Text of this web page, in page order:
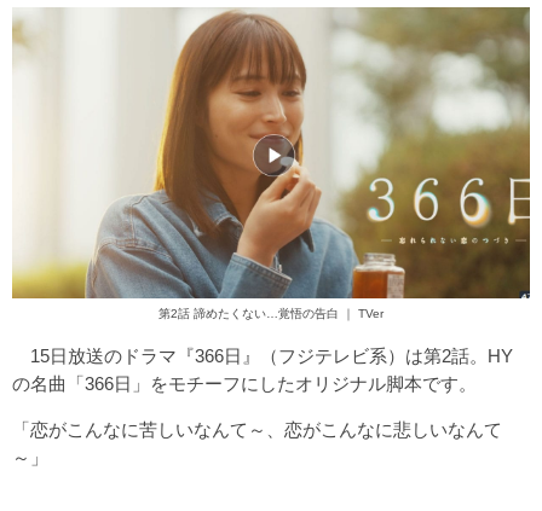
第2話 諦めたくない…覚悟の告白 ｜ TVer
15日放送のドラマ『366日』（フジテレビ系）は第2話。HY
の名曲「366日」をモチーフにしたオリジナル脚本です。
「恋がこんなに苦しいなんて～、恋がこんなに悲しいなんて
～」